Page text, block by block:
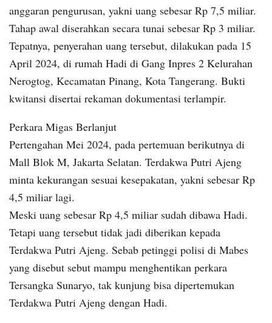
anggaran pengurusan, yakni uang sebesar Rp 7,5 miliar.
Tahap awal diserahkan secara tunai sebesar Rp 3 miliar.
Tepatnya, penyerahan uang tersebut, dilakukan pada 15
April 2024, di rumah Hadi di Gang Inpres 2 Kelurahan
Nerogtog, Kecamatan Pinang, Kota Tangerang. Bukti
kwitansi disertai rekaman dokumentasi terlampir.
Perkara Migas Berlanjut
Pertengahan Mei 2024, pada pertemuan berikutnya di
Mall Blok M, Jakarta Selatan. Terdakwa Putri Ajeng
minta kekurangan sesuai kesepakatan, yakni sebesar Rp
4,5 miliar lagi.
Meski uang sebesar Rp 4,5 miliar sudah dibawa Hadi.
Tetapi uang tersebut tidak jadi diberikan kepada
Terdakwa Putri Ajeng. Sebab petinggi polisi di Mabes
yang disebut sebut mampu menghentikan perkara
Tersangka Sunaryo, tak kunjung bisa dipertemukan
Terdakwa Putri Ajeng dengan Hadi.